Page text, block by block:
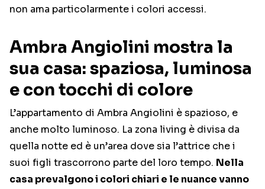
non ama particolarmente i colori accessi.
Ambra Angiolini mostra la
sua casa: spaziosa, luminosa
e con tocchi di colore
L’appartamento di Ambra Angiolini è spazioso, e
anche molto luminoso. La zona living è divisa da
quella notte ed è un’area dove sia l’attrice che i
suoi figli trascorrono parte del loro tempo. Nella
casa prevalgono i colori chiari e le nuance vanno